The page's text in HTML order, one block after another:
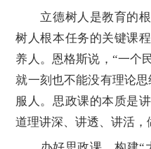
立德树人是教育的根
树人根本任务的关键课
养人。恩格斯说，“一个
就一刻也不能没有理论
服人。思政课的本质是
道理讲深、讲透、讲活，